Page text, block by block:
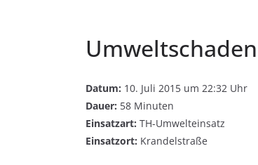
Umweltschaden
Datum: 10. Juli 2015 um 22:32 Uhr
Dauer: 58 Minuten
Einsatzart: TH-Umwelteinsatz
Einsatzort: Krandelstraße